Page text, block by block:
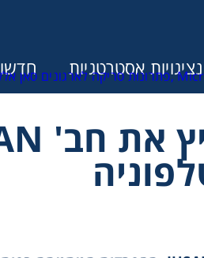
נציגויות אסטרטגיות
לקבל הצעת מחיר או